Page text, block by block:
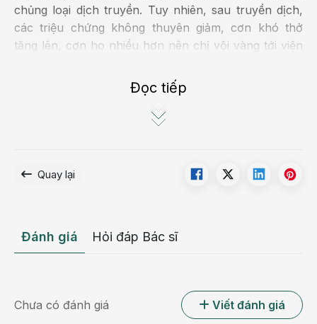
chủng loại dịch truyền. Tuy nhiên, sau truyền dịch,
các triệu chứng không thuyên giảm, cơn khó thở
tăng lên, cơn ho nhiều hơn nên chị vội vàng tới viện
Kết quả chụp Xquang phổi thời điểm nhập viện cho
thấy bệnh nhân bị mờ toàn bộ phổi trái, đáy phổi phải
sử cao huyết áp nhưng không điều trị. Tại thời điểm
thăm khám, huyết áp của bệnh nhân G. đo được là
Đọc tiếp
Quay lại
Đánh giá Hỏi đáp Bác sĩ
Chưa có đánh giá Viết đánh giá